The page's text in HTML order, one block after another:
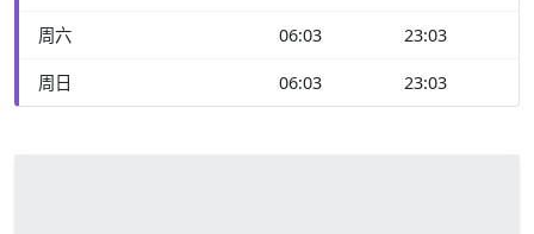
周六 06:03 23:03
周日 06:03 23:03